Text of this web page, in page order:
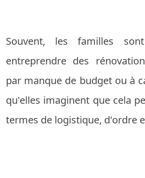
Souvent, les familles
entreprendre des
par manque de budget ou à
qu'elles imaginent que cela
termes de logistique, d'ordre